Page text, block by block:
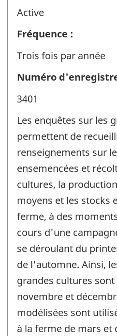
Active
Fréquence :
Trois fois par année
Numéro
3401
Les enquêtes sur les
permettent de
renseignements sur
ensemencées et
cultures, la
moyens et les stocks
ferme, à des
cours d'une
se déroulant du
de l'automne. Ainsi,
grandes cultures
novembre et
modélisées sont
à la ferme de mars et